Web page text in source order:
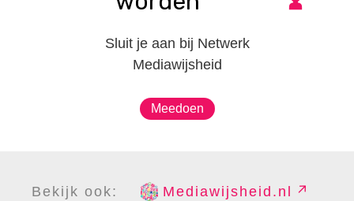
Sluit je aan bij Netwerk
Mediawijsheid
Meedoen
Bekijk ook: Mediawijsheid.nl